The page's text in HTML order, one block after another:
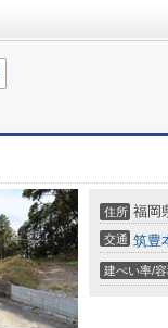
住所 福岡
交通 筑豊
建ぺい率/